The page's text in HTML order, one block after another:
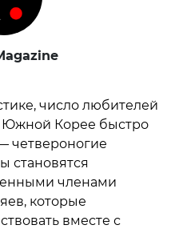
число любителей
Южной Корее быстро
четвероногие
становятся
членами
которые
вместе с